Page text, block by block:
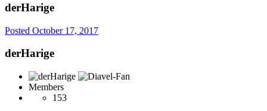
derHarige
Posted October 17, 2017
derHarige
Members
153